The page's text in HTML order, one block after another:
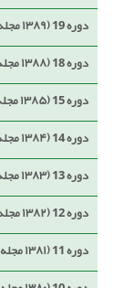
دوره 19 (۱۳۸۹ مجله پیام زن برای بانوان)
دوره 18 (۱۳۸۸ مجله پیام زن برای بانوان)
دوره 15 (۱۳۸۵ مجله پیام زن برای بانوان)
دوره 14 (۱۳۸۴ مجله پیام زن برای بانوان)
دوره 13 (۱۳۸۳ مجله پیام زن برای بانوان)
دوره 12 (۱۳۸۲ مجله پیام زن برای بانوان)
دوره 11 (۱۳۸۱ مجله پیام زن برای بانوان)